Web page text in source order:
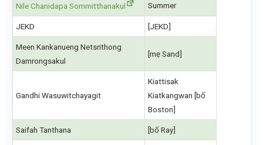
Nile Chanidapa Sommitthanakul Summer
JEKD [JEKD]
Meen Kankanueng Netsrithong
Damrongsakul
[mẹ Sand]
Gandhi Wasuwitchayagit
Kiattisak
Kiatkangwan [bố
Boston]
Saifah​ Tanthana [bố Ray]